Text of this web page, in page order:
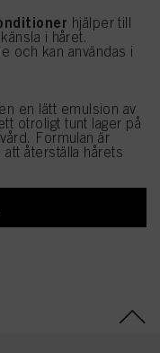
hjälper till
i håret.
och kan användas i
en lätt emulsion av
otroligt tunt lager på
Formulan är
återställa hårets